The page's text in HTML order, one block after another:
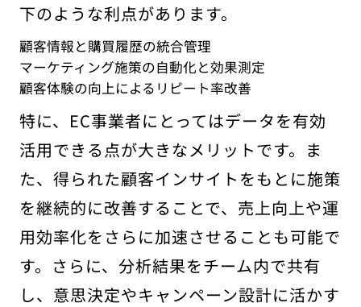
下のような利点があります。
顧客情報と購買履歴の統合管理
マーケティング施策の自動化と効果測定
顧客体験の向上によるリピート率改善
特に、EC事業者にとってはデータを有効
活用できる点が大きなメリットです。ま
た、得られた顧客インサイトをもとに施策
を継続的に改善することで、売上向上や運
用効率化をさらに加速させることも可能で
す。さらに、分析結果をチーム内で共有
し、意思決定やキャンペーン設計に活かす